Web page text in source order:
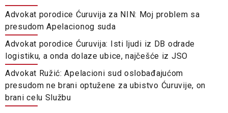
Advokat porodice Ćuruvija za NIN: Moj problem sa
presudom Apelacionog suda
Advokat porodice Ćuruvija: Isti ljudi iz DB odrade
logistiku, a onda dolaze ubice, najčešće iz JSO
Advokat Ružić: Apelacioni sud oslobađajućom
presudom ne brani optužene za ubistvo Ćuruvije, on
brani celu Službu